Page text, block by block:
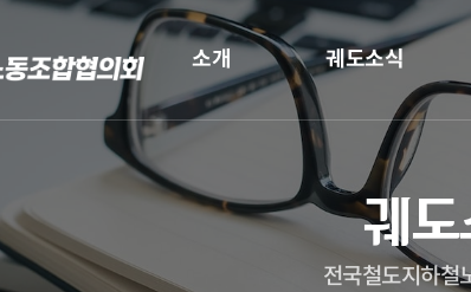
소개 궤도소식
궤도
전국철도지하철